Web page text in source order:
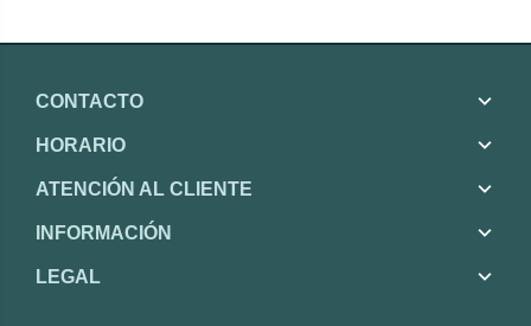
CONTACTO
HORARIO
ATENCIÓN AL CLIENTE
INFORMACIÓN
LEGAL